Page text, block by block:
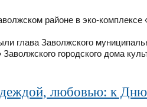
районе в эко-
глава Заволжского
городского дома
любовью: к